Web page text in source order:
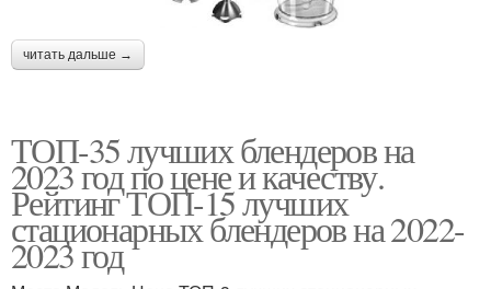
читать дальше →
ТОП-35 лучших блендеров на
2023 год по цене и качеству.
Рейтинг ТОП-15 лучших
стационарных блендеров на 2022-
2023 год